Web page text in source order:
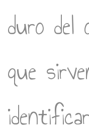
duro del
que